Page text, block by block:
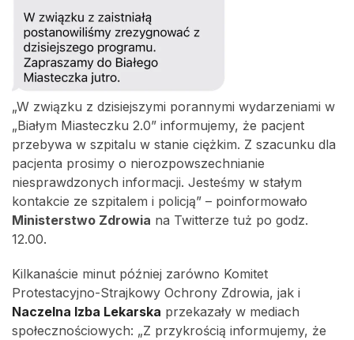
„W związku z dzisiejszymi porannymi wydarzeniami w
„Białym Miasteczku 2.0” informujemy, że pacjent
przebywa w szpitalu w stanie ciężkim. Z szacunku dla
pacjenta prosimy o nierozpowszechnianie
niesprawdzonych informacji. Jesteśmy w stałym
kontakcie ze szpitalem i policją” – poinformowało
Ministerstwo Zdrowia na Twitterze tuż po godz.
12.00.
Kilkanaście minut później zarówno Komitet
Protestacyjno-Strajkowy Ochrony Zdrowia, jak i
Naczelna Izba Lekarska przekazały w mediach
społecznościowych: „Z przykrością informujemy, że